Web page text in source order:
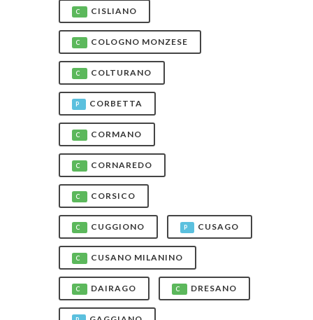
C CISLIANO
C COLOGNO MONZESE
C COLTURANO
P CORBETTA
C CORMANO
C CORNAREDO
C CORSICO
C CUGGIONO P CUSAGO
C CUSANO MILANINO
C DAIRAGO C DRESANO